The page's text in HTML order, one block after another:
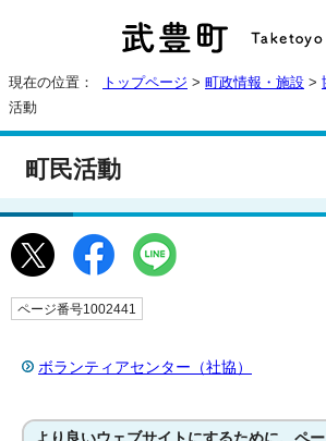
現在の位置： トップページ > 町政情報・施設 >
活動
町民活動
ページ番号1002441
ボランティアセンター（社協）